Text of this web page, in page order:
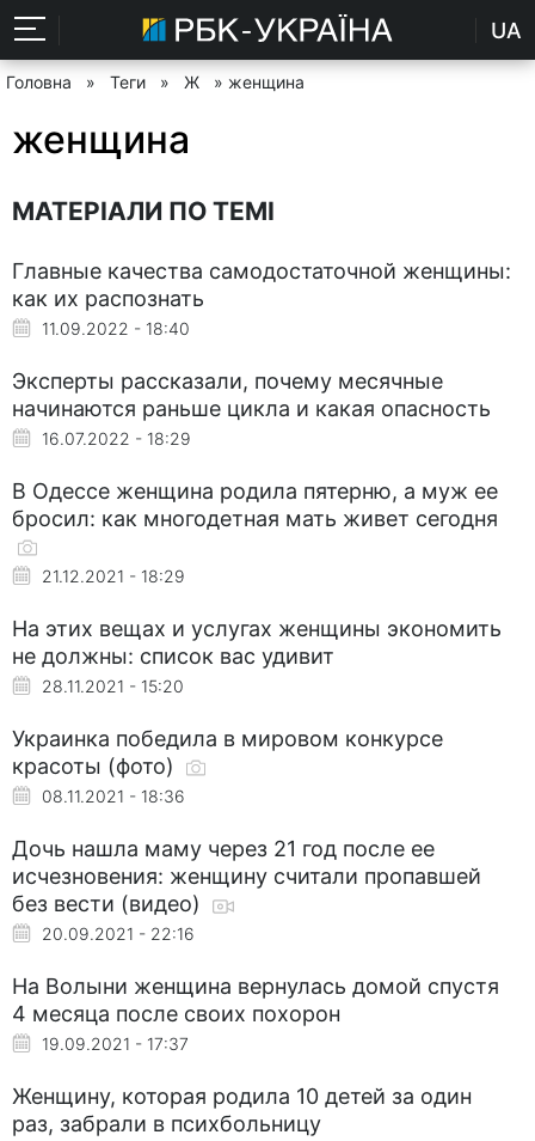
UA
Головна » Теги » Ж » женщина
женщина
МАТЕРІАЛИ ПО ТЕМІ
Главные качества самодостаточной женщины:
как их распознать
11.09.2022 - 18:40
Эксперты рассказали, почему месячные
начинаются раньше цикла и какая опасность
16.07.2022 - 18:29
В Одессе женщина родила пятерню, а муж ее
бросил: как многодетная мать живет сегодня
21.12.2021 - 18:29
На этих вещах и услугах женщины экономить
не должны: список вас удивит
28.11.2021 - 15:20
Украинка победила в мировом конкурсе
красоты (фото)
08.11.2021 - 18:36
Дочь нашла маму через 21 год после ее
исчезновения: женщину считали пропавшей
без вести (видео)
20.09.2021 - 22:16
На Волыни женщина вернулась домой спустя
4 месяца после своих похорон
19.09.2021 - 17:37
Женщину, которая родила 10 детей за один
раз, забрали в психбольницу